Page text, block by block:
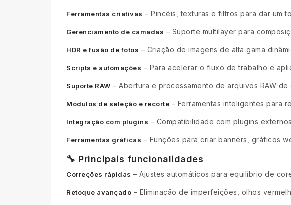
Ferramentas criativas – Pincéis, texturas e filtros para dar um
Gerenciamento de camadas – Suporte multilayer para
HDR e fusão de fotos – Criação de imagens de alta gama
Scripts e automações – Para acelerar o fluxo de trabalho e
Suporte RAW – Abertura e processamento de arquivos RAW de
Módulos de seleção e recorte – Ferramentas inteligentes para
Integração com plugins – Compatibilidade com plugins
Ferramentas gráficas – Funções para criar banners, gráficos
🔧 Principais funcionalidades
Correções rápidas – Ajustes automáticos para equilíbrio de
Retoque avançado – Eliminação de imperfeições, olhos